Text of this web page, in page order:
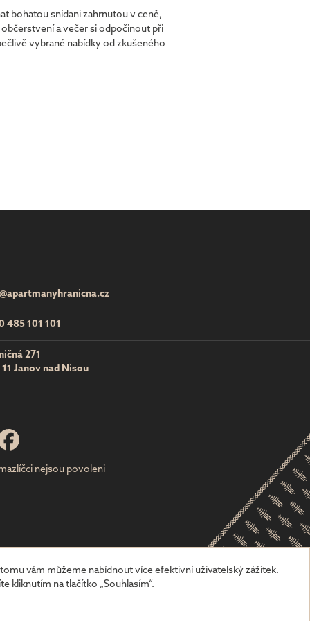
bohatou snídani zahrnutou v ceně,
a večer si odpočinout při
vybrané nabídky od zkušeného
485 101 101
271
Janov nad Nisou
nejsou povoleni
vám můžeme nabídnout více efektivní uživatelský zážitek.
kliknutím na tlačítko „Souhlasím“.